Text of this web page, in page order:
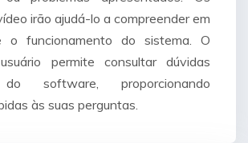
irão ajudá-lo a compreender em
o funcionamento do sistema. O
permite consultar dúvidas
software, proporcionando
às suas perguntas.